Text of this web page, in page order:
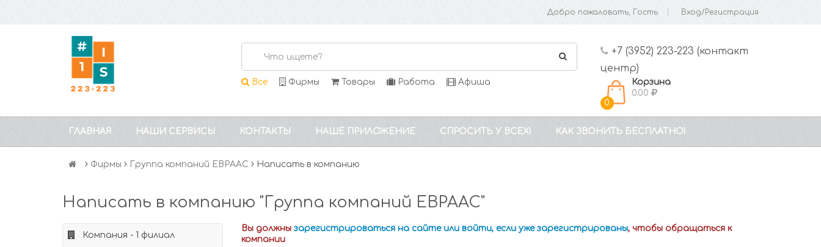
Добро пожаловать, Гость Вход/Регистрация
Все Фирмы Товары Работа Афиша
+7 (3952) 223-223 (контакт
центр)
0
Корзина
0.00
ГЛАВНАЯ НАШИ СЕРВИСЫ КОНТАКТЫ НАШЕ ПРИЛОЖЕНИЕ СПРОСИТЬ У ВСЕХ! КАК ЗВОНИТЬ БЕСПЛАТНО!
Фирмы Группа компаний ЕВРААС Написать в компанию
Написать в компанию "Группа компаний ЕВРААС"
Компания - 1 филиал
Вы должны зарегистрироваться на сайте или войти, если уже зарегистрированы, чтобы обращаться к
компании